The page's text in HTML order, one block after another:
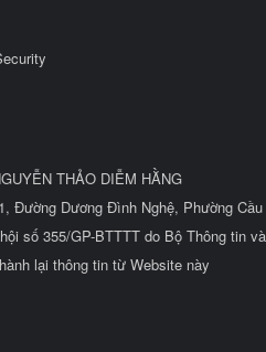
THẢO DIỄM HẰNG
Đường Dương Đình Nghệ, Phường
số 355/GP-BTTTT do Bộ Thông tin
lại thông tin từ Website này